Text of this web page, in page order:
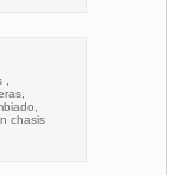
chasis